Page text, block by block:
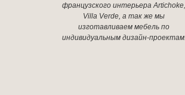
французского интерьера Artichoke,
Villa Verde, а так же мы
изготавливаем мебель по
индивидуальным дизайн-проектам.